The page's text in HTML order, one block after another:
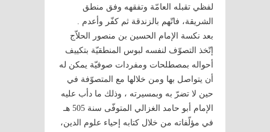
لفظي تقبله العامّة وتفقهه وفق منطق
الشريقة، فاتّهم بالزندقة ثم كفّر وأعدم .
بعد نكسة الإمام الحسين بن منصور الحلاّج
إتّخذ التصوّف لنفسه لبوس المنطقيّة بتكييف
أحواله بمصطلحات ومفردات صوفيّة يمكن له
أن يتواصل بها ومن خلالها مع المتصوّفة في
حين لا تضرّ به وبمسيرته ، وذلك ما دأب عليه
الإمام أبو حامد الغزالي المتوفّى سنة 505 هـ
في مؤلّفاته من خلال كتابه إحياء علوم الدين،